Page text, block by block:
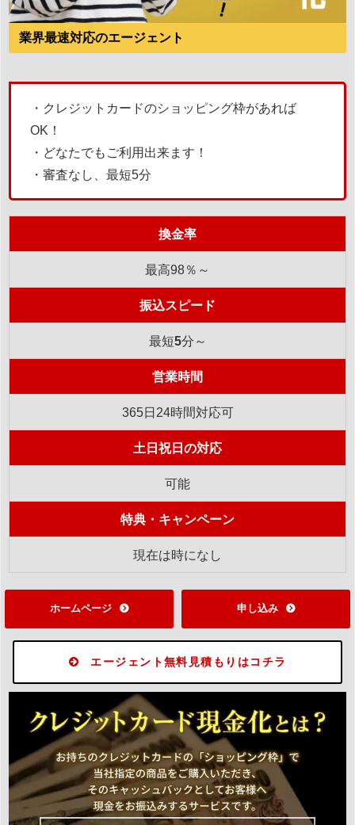
業界最速対応のエージェント
・クレジットカードのショッピング枠があれば
OK！
・どなたでもご利用出来ます！
・審査なし、最短5分
換金率
最高98％～
振込スピード
最短5分～
営業時間
365日24時間対応可
土日祝日の対応
可能
特典・キャンペーン
現在は時になし
ホームページ 申し込み
エージェント無料見積もりはコチラ